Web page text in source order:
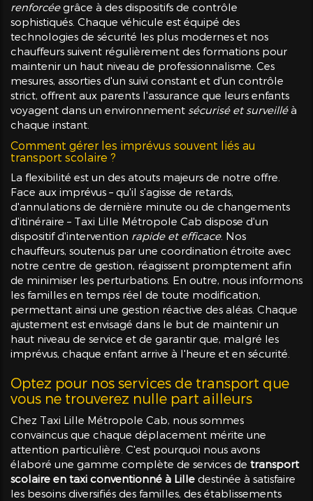
renforcéegrâce à des dispositifs de contrôle
sophistiqués. Chaque véhicule est équipé des
technologies de sécurité les plus modernes et nos
chauffeurs suivent régulièrement des formations pour
maintenir un haut niveau de professionnalisme. Ces
mesures, assorties d'un suivi constant et d'un contrôle
strict, offrent aux parents l'assurance que leurs enfants
voyagent dans un environnement sécurisé et surveilléà
chaque instant.
Comment gérer les imprévus souvent liés au
transport scolaire ?
La flexibilité est un des atouts majeurs de notre offre.
Face aux imprévus – qu'il s'agisse de retards,
d'annulations de dernière minute ou de changements
d'itinéraire – Taxi Lille Métropole Cab dispose d'un
dispositif d'intervention rapide et efficace. Nos
chauffeurs, soutenus par une coordination étroite avec
notre centre de gestion, réagissent promptement afin
de minimiser les perturbations. En outre, nous informons
les familles en temps réel de toute modification,
permettant ainsi une gestion réactive des aléas. Chaque
ajustement est envisagé dans le but de maintenir un
haut niveau de service et de garantir que, malgré les
imprévus, chaque enfant arrive à l'heure et en sécurité.
Optez pour nos services de transport que
vous ne trouverez nulle part ailleurs
Chez Taxi Lille Métropole Cab, nous sommes
convaincus que chaque déplacement mérite une
attention particulière. C'est pourquoi nous avons
élaboré une gamme complète de services de transport
scolaire en taxi conventionné à Lille destinée à satisfaire
les besoins diversifiés des familles, des établissements